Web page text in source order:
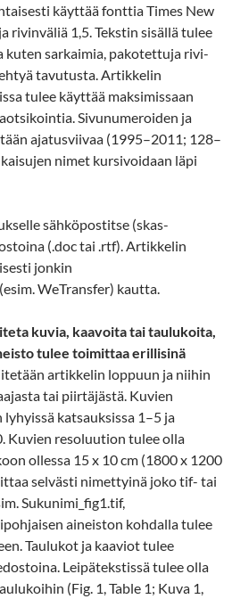
käyttää fonttia Times New
rivinväliä 1,5. Tekstin sisällä tulee
sarkaimia, pakotettuja rivi-
tavutusta. Artikkelin
tulee käyttää maksimissaan
Sivunumeroiden ja
ajatusviivaa (1995–2011; 128–
nimet kursivoidaan läpi
sähköpostitse (skas-
(.doc tai .rtf). Artikkelin
jonkin
WeTransfer) kautta.
kuvia, kaavoita tai taulukoita,
tulee toimittaa erillisinä
artikkelin loppuun ja niihin
tai piirtäjästä. Kuvien
katsauksissa 1–5 ja
Kuvien resoluution tulee olla
ollessa 15 x 10 cm (1800 x 1200
selvästi nimettyinä joko tif- tai
Sukunimi_fig1.tif,
aineiston kohdalla tulee
Taulukot ja kaaviot tulee
Leipätekstissä tulee olla
(Fig. 1, Table 1; Kuva 1,